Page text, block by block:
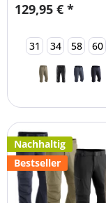
129,95 € *
31 34 58 60
Nachhaltig
Bestseller